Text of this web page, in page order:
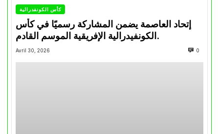
كأس الكونفدرالية
إتحاد العاصمة يضمن المشاركة رسميًا في كأس
الكونفيدرالية الإفريقية الموسم القادم.
Avril 30, 2026 0